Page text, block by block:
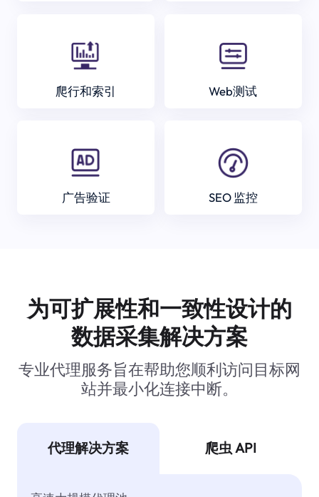
爬行和索引 Web测试
广告验证 SEO 监控
为可扩展性和一致性设计的
数据采集解决方案
专业代理服务旨在帮助您顺利访问目标网
站并最小化连接中断。
代理解决方案 爬虫 API